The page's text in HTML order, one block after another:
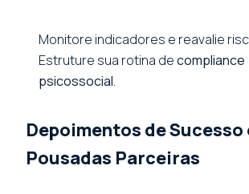
Monitore indicadores e reavalie
Estruture sua rotina decompliance
psicossocial.
Depoimentos de Sucesso
Pousadas Parceiras